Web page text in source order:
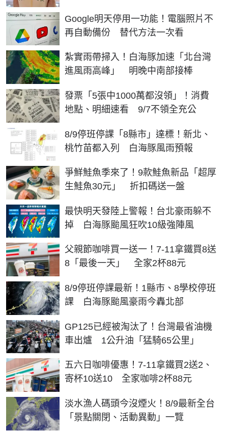
Google明天停用一功能！電腦照片不
再自動備份 替代方法一次看
紮實雨帶掃入！白海豚加速「北台灣
進風雨高峰」 明晚中南部接棒
發票「5張中1000萬都沒領」！消費
地點、明細速看 9/7不領全充公
8/9停班停課「8縣市」達標！新北、
桃竹苗都入列 白海豚風雨預報
爭鮮鮭魚季來了！9款鮭魚新品「超厚
生鮭魚30元」 折扣碼送一盤
最快明天發陸上警報！台北豪雨躲不
掉 白海豚颱風狂吹10級強陣風
父親節咖啡買一送一！7-11拿鐵買8送
8「最後一天」 全家2杯88元
8/9停班停課最新！1縣市、8學校停班
課 白海豚颱風豪雨今轟北部
GP125已經被淘汰了！台灣最省油機
車出爐 1公升油「猛騎65公里」
五六日咖啡優惠！7-11拿鐵買2送2、
寄杯10送10 全家咖啡2杯88元
淡水漁人碼頭今沒煙火！8/9最新全台
「景點關閉、活動異動」一覽